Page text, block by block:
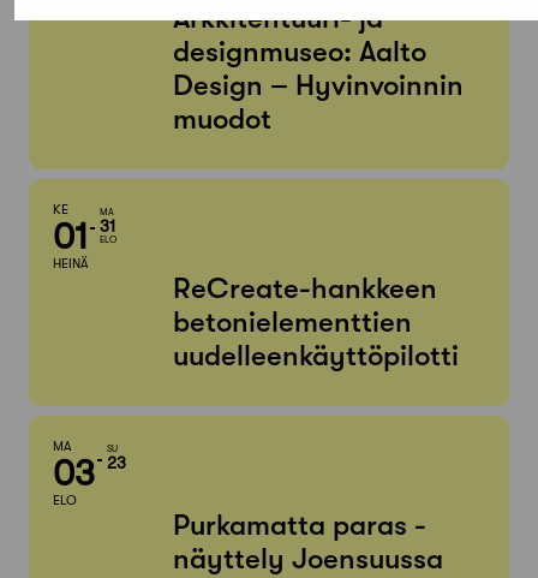
Arkkitehtuuri- ja
designmuseo: Aalto
Design – Hyvinvoinnin
muodot
KE
01
HEINÄ
MA
31
ELO
ReCreate-hankkeen
betonielementtien
uudelleenkäyttöpilotti
MA
03
ELO
SU
23
Purkamatta paras -
näyttely Joensuussa